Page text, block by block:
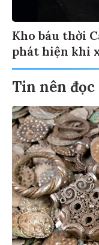
Kho báu thời
phát hiện khi
Tin nên đọc